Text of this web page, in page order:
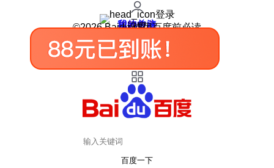
登录
我的关注
我的收藏
皮肤中心
用户反馈
设置
©2026 Baidu 使用百度前必读
百度一下